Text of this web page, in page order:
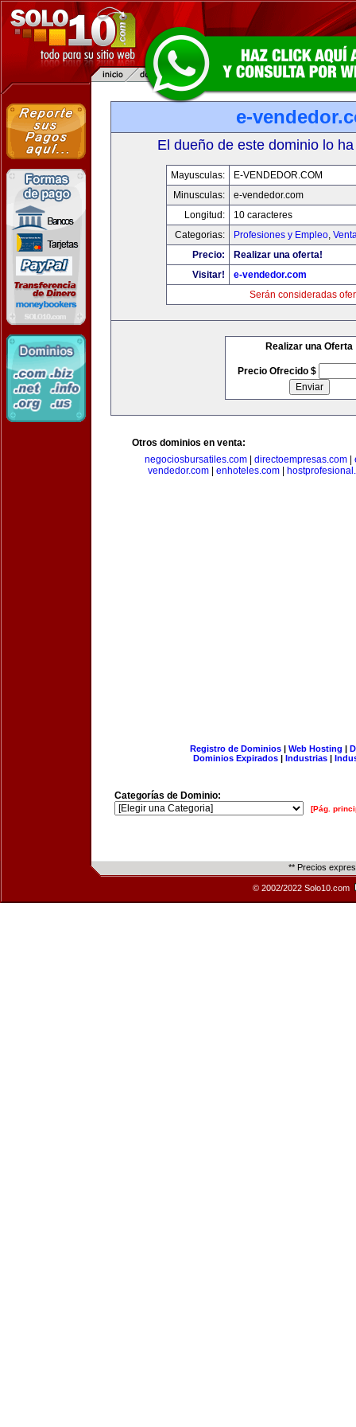
e-
El dueño de este dominio lo
Mayusculas:
E-VENDEDOR.COM
Minusculas:
e-vendedor.com
Longitud:
10 caracteres
Categorias:
Profesiones y Empleo,
Precio:
Realizar una oferta!
Visitar!
e-vendedor.com
Serán consideradas
Realizar una Oferta
Precio Ofrecido $
Otros dominios en venta:
negociosbursatiles.com
directoempresas.com
vendedor.com
enhoteles.com
Registro de Dominios| Web Hosting |
Dominios Expirados | Industrias |
Categorías de Dominio:
[Pág.
** Precios
© 2002/2022 Solo10.com